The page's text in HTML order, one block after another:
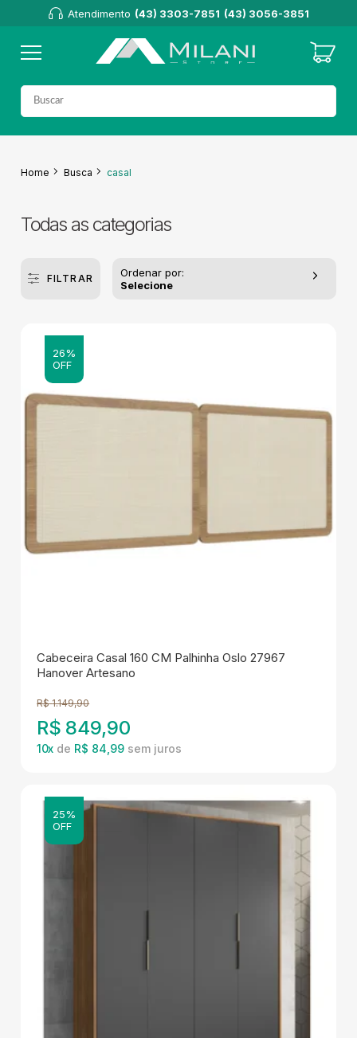
Atendimento (43) 3303-7851 (43) 3056-3851
Home Busca casal
Todas as categorias
FILTRAR
Ordenar por:
Selecione
26%
OFF
Cabeceira Casal 160 CM Palhinha Oslo 27967
Hanover Artesano
R$ 1.149,90
R$ 849,90
10x de R$ 84,99
25%
OFF